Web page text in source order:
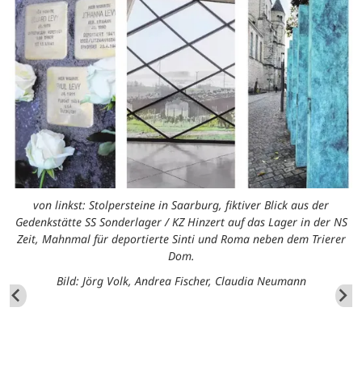
von linkst: Stolpersteine in Saarburg, fiktiver Blick aus der
Gedenkstätte SS Sonderlager / KZ Hinzert auf das Lager in der NS
Zeit, Mahnmal für deportierte Sinti und Roma neben dem Trierer
Dom.
Bild: Jörg Volk, Andrea Fischer, Claudia Neumann